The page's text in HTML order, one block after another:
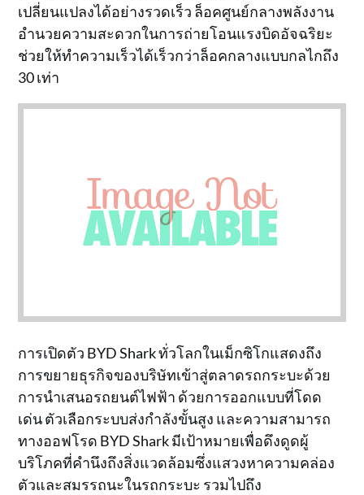
เปลี่ยนแปลงได้อย่างรวดเร็ว ล็อคศูนย์กลางพลังงาน
อำนวยความสะดวกในการถ่ายโอนแรงบิดอัจฉริยะ
ช่วยให้ทำความเร็วได้เร็วกว่าล็อคกลางแบบกลไกถึง
30 เท่า
การเปิดตัว BYD Shark ทั่วโลกในเม็กซิโกแสดงถึง
การขยายธุรกิจของบริษัทเข้าสู่ตลาดรถกระบะด้วย
การนำเสนอรถยนต์ไฟฟ้า ด้วยการออกแบบที่โดด
เด่น ตัวเลือกระบบส่งกำลังขั้นสูง และความสามารถ
ทางออฟโรด BYD Shark มีเป้าหมายเพื่อดึงดูดผู้
บริโภคที่คำนึงถึงสิ่งแวดล้อมซึ่งแสวงหาความคล่อง
ตัวและสมรรถนะในรถกระบะ รวมไปถึง